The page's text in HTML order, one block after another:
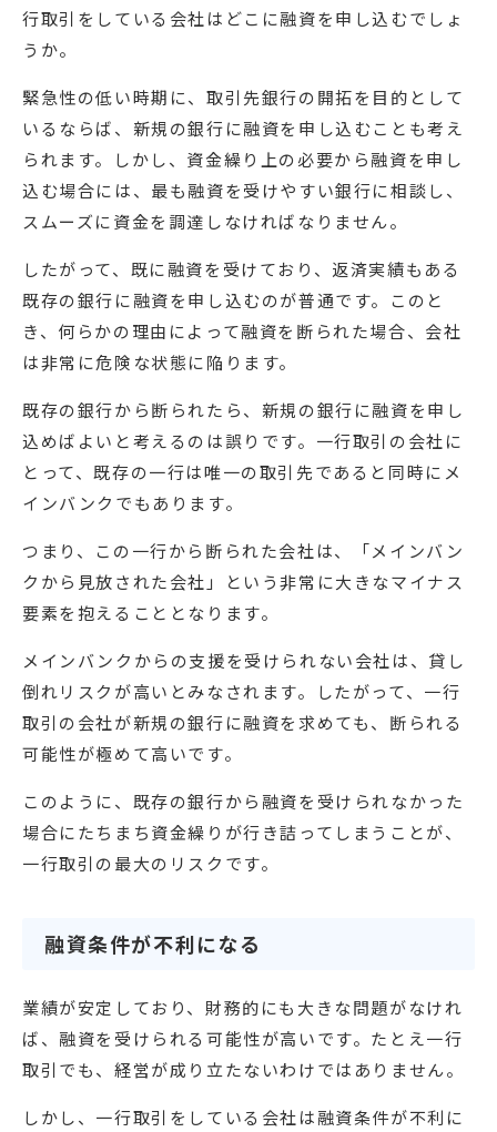
行取引をしている会社はどこに融資を申し込むでしょ
うか。
緊急性の低い時期に、取引先銀行の開拓を目的として
いるならば、新規の銀行に融資を申し込むことも考え
られます。しかし、資金繰り上の必要から融資を申し
込む場合には、最も融資を受けやすい銀行に相談し、
スムーズに資金を調達しなければなりません。
したがって、既に融資を受けており、返済実績もある
既存の銀行に融資を申し込むのが普通です。このと
き、何らかの理由によって融資を断られた場合、会社
は非常に危険な状態に陥ります。
既存の銀行から断られたら、新規の銀行に融資を申し
込めばよいと考えるのは誤りです。一行取引の会社に
とって、既存の一行は唯一の取引先であると同時にメ
インバンクでもあります。
つまり、この一行から断られた会社は、「メインバン
クから見放された会社」という非常に大きなマイナス
要素を抱えることとなります。
メインバンクからの支援を受けられない会社は、貸し
倒れリスクが高いとみなされます。したがって、一行
取引の会社が新規の銀行に融資を求めても、断られる
可能性が極めて高いです。
このように、既存の銀行から融資を受けられなかった
場合にたちまち資金繰りが行き詰ってしまうことが、
一行取引の最大のリスクです。
融資条件が不利になる
業績が安定しており、財務的にも大きな問題がなけれ
ば、融資を受けられる可能性が高いです。たとえ一行
取引でも、経営が成り立たないわけではありません。
しかし、一行取引をしている会社は融資条件が不利に